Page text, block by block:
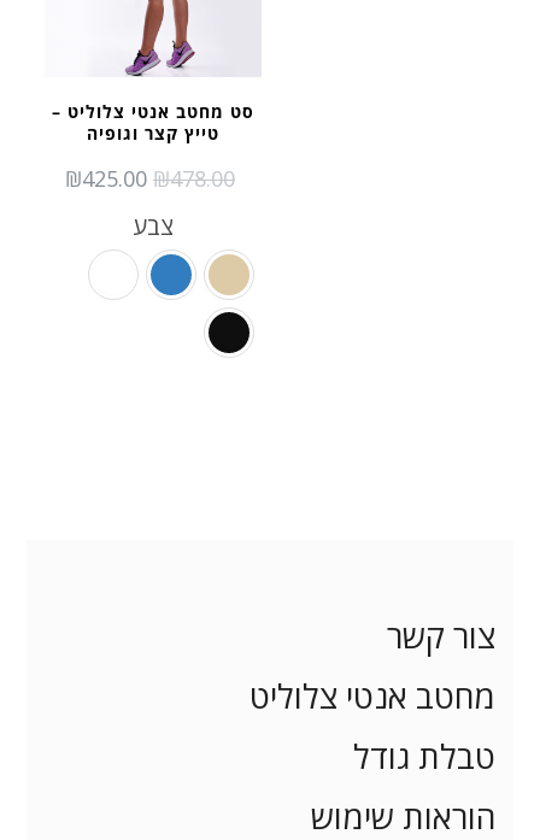
סט מחטב אנטי צלוליט –
טייץ קצר וגופיה
₪478.00
ORIGINAL
WAS:
₪478.00.
₪425.00
צבע
צור קשר
מחטב אנטי צלוליט
טבלת גודל
הוראות שימוש